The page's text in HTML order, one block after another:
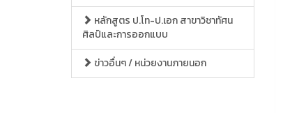
หลักสูตร ป.โท-ป.เอก สาขาวิชาทัศน
ศิลป์และการออกแบบ
ข่าวอื่นๆ / หน่วยงานภายนอก